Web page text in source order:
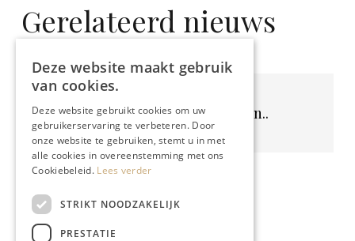
Gerelateerd nieuws
Geen resultaten gevonden..
Deze website maakt gebruik
van cookies.
Deze website gebruikt cookies om uw
gebruikerservaring te verbeteren. Door
onze website te gebruiken, stemt u in met
alle cookies in overeenstemming met ons
Cookiebeleid. Lees verder
STRIKT NOODZAKELIJK
PRESTATIE